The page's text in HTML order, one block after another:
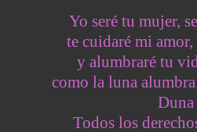
Yo seré tu mujer,
te cuidaré mi
y alumbraré tu
como la luna
Duna
Todos los